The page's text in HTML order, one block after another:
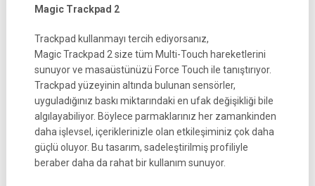
Magic Trackpad 2
Trackpad kullanmayı tercih ediyorsanız,
Magic Trackpad 2 size tüm Multi-Touch hareketlerini
sunuyor ve masaüstünüzü Force Touch ile tanıştırıyor.
Trackpad yüzeyinin altında bulunan sensörler,
uyguladığınız baskı miktarındaki en ufak değişikliği bile
algılayabiliyor. Böylece parmaklarınız her zamankinden
daha işlevsel, içeriklerinizle olan etkileşiminiz çok daha
güçlü oluyor. Bu tasarım, sadeleştirilmiş profiliyle
beraber daha da rahat bir kullanım sunuyor.